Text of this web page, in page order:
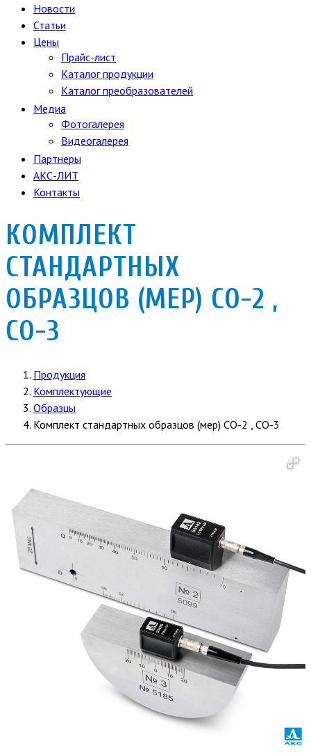
Новости
Статьи
Цены
Прайс-лист
Каталог продукции
Каталог преобразователей
Медиа
Фотогалерея
Видеогалерея
Партнеры
АКС-ЛИТ
Контакты
КОМПЛЕКТ
СТАНДАРТНЫХ
ОБРАЗЦОВ (МЕР) СО-2 ,
СО-3
Продукция
Комплектующие
Образцы
Комплект стандартных образцов (мер) СО-2 , СО-3